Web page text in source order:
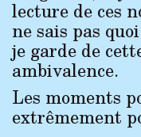
lecture de ces
ne sais pas
je garde de
ambivalence.
Les moments
extrêmement